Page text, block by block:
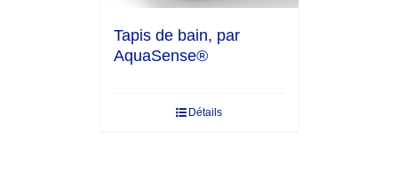
Tapis de bain, par
AquaSense®
Détails